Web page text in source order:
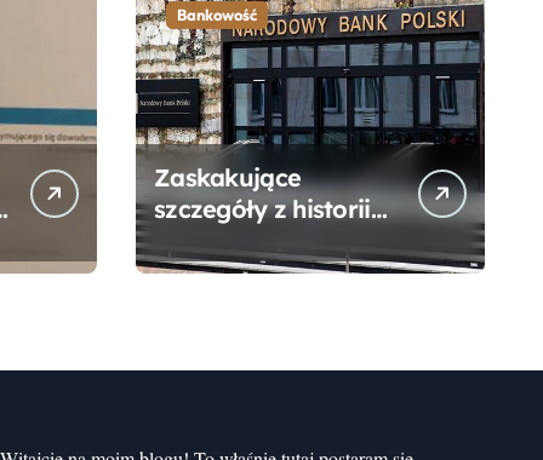
Bankowość
Zaskakujące
szczegóły z historii
Narodowego Banku